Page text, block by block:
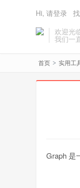
欢迎光
我们一
Hi, 请登录
首页 > 实用工
Graph 是